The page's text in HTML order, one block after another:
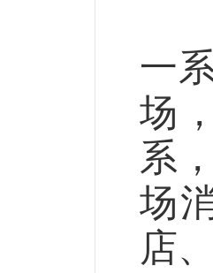
一
场
系
场
店